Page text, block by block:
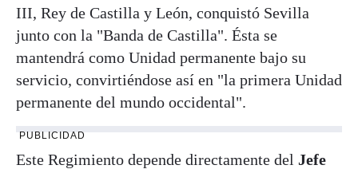
III, Rey de Castilla y León, conquistó Sevilla
junto con la "Banda de Castilla". Ésta se
mantendrá como Unidad permanente bajo su
servicio, convirtiéndose así en "la primera Unidad
permanente del mundo occidental".
PUBLICIDAD
Este Regimiento depende directamente del Jefe